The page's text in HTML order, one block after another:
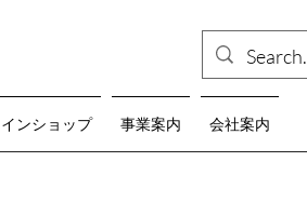
ンショップ 事業案内 会社案内